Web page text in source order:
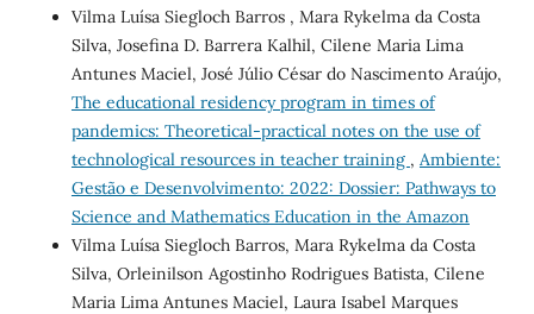
Vilma Luísa Siegloch Barros , Mara Rykelma da Costa
Silva, Josefina D. Barrera Kalhil, Cilene Maria Lima
Antunes Maciel, José Júlio César do Nascimento Araújo,
The educational residency program in times of
pandemics: Theoretical-practical notes on the use of
technological resources in teacher training , Ambiente:
Gestão e Desenvolvimento: 2022: Dossier: Pathways to
Science and Mathematics Education in the Amazon
Vilma Luísa Siegloch Barros, Mara Rykelma da Costa
Silva, Orleinilson Agostinho Rodrigues Batista, Cilene
Maria Lima Antunes Maciel, Laura Isabel Marques